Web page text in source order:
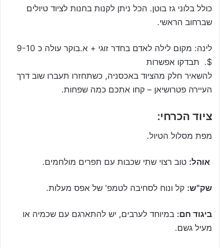
כולל בלוני גז בוטן. הכל ניתן לקנות בחנות לציוד טיולים
שברחוב הראשי.
לינה: מקום לילה לאדם בחדר זוגי + א.בוקר עולה כ 9-10
$. תבדקו אפשרות
להשאיר חלק מהציוד באכסניה, כשתחזרו תעברו שוב דרך
העיירה פטרושיאן – קחו אתכם כמה שפחות.
ציוד הכרחי:
מפת מסלול הטיול.
אוהל: טוב רצוי שתי שכבות עם תפרים מולחמים.
שק"ש: קל ונוח לסחיבה לטמפ' של אפס מעלות.
ביגוד חם: במיוחד לערבים, יש להתארגם עם שכמיה או
מעיל גשם.